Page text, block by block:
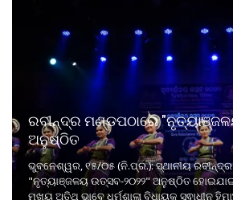
ରବୀନ୍ଦ୍ର ମଣ୍ଡପଠାରେ
ଅନୁଷ୍ଠିତ
ଭୁବନେଶ୍ୱର, ୧୫/୦୫ (ନି.ପ୍ର.): ସ୍ଥାନୀୟ
"ନୃତ୍ୟାଞ୍ଜଳୟ ଉତ୍ସବ-୨୦୨୨" ଅନୁଷ୍ଠିତ
ମୁଖ୍ୟ ଅତିଥି ଭାବେ ଧର୍ମଶାଳା ବିଧାୟକ ସ୍ଵାଧୀନ